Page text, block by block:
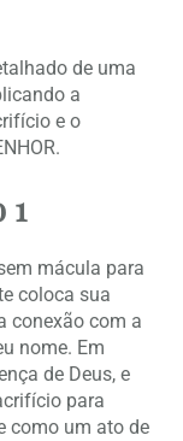
de uma
a
e o
1
mácula para
coloca sua
conexão com a
nome. Em
de Deus, e
para
como um ato de